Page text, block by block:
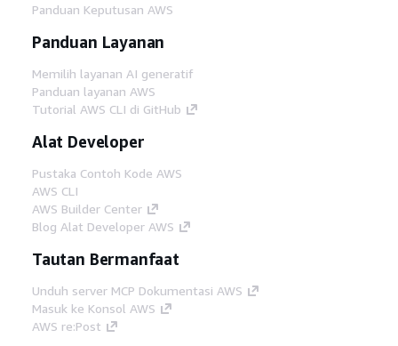
Panduan Keputusan AWS
Panduan Layanan
Memilih layanan AI generatif
Panduan layanan AWS
Tutorial AWS CLI di GitHub
Alat Developer
Pustaka Contoh Kode AWS
AWS CLI
AWS Builder Center
Blog Alat Developer AWS
Tautan Bermanfaat
Unduh server MCP Dokumentasi AWS
Masuk ke Konsol AWS
AWS re:Post